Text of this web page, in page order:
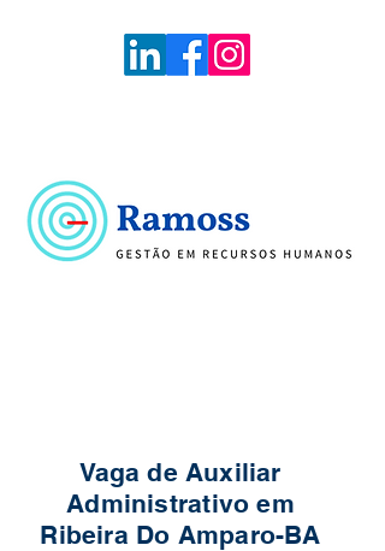
Vaga de Auxiliar
Administrativo em
Ribeira Do Amparo-BA